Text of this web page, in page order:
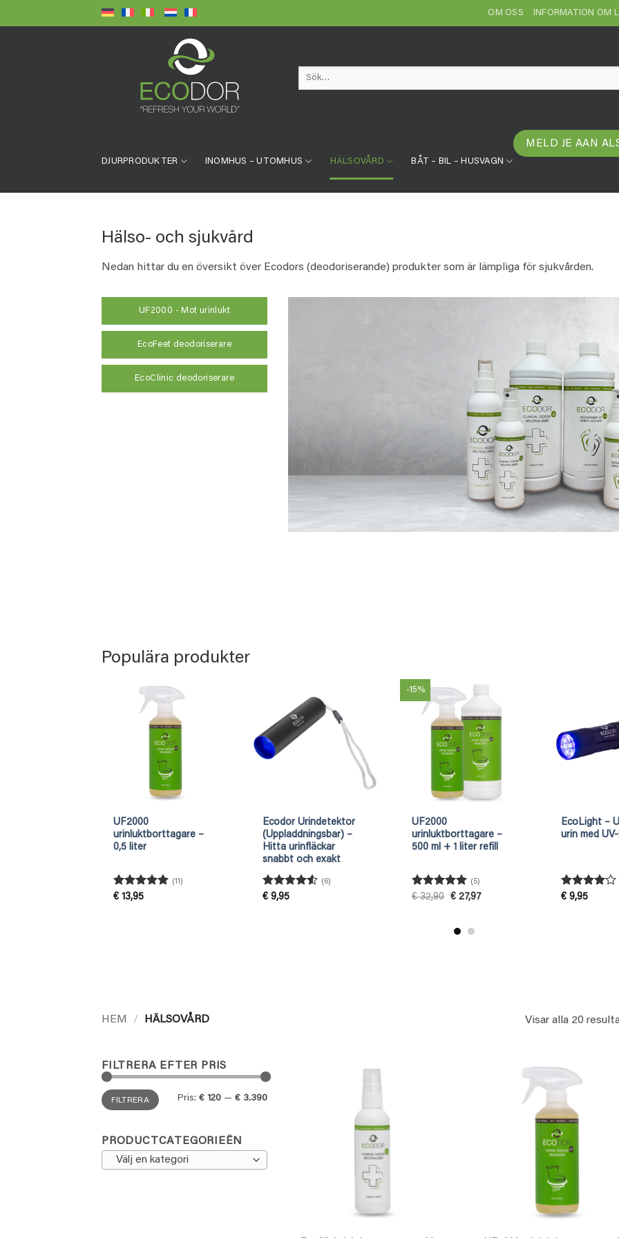
to
OM OSS INFORMATION OM
Sök
DJURPRODUKTER INOMHUS – UTOMHUS HÄLSOVÅRD BÅT – BIL – HUSVAGN
MELD JE AAN
Hälso- och sjukvård
Nedan hittar du en översikt över Ecodors (deodoriserande) produkter som är lämpliga för sjukvården.
UF2000 - Mot urinlukt
EcoFeet deodoriserare
EcoClinic deodoriserare
Populära produkter
UF2000
urinluktborttagare –
0,5 liter
Betygsatt
(11)
€ 13,95
Ecodor Urindetektor
(Uppladdningsbar) –
Hitta urinfläckar
snabbt och exakt
Betygsatt
(6)
€ 9,95
-15%
UF2000
urinluktborttagare –
500 ml + 1 liter refill
Betygsatt 5
(5)
€32,90 Det
var:
€ 32,90.
€27,97Det
EcoLight –
urin med
Betygsatt
€ 9,95
HEM / HÄLSOVÅRD Visar alla 20
FILTRERA EFTER PRIS
Min
pris
Max
prisFILTRERA Pris: € 120 — € 3.390
PRODUCTCATEGORIEËN
Välj en kategori